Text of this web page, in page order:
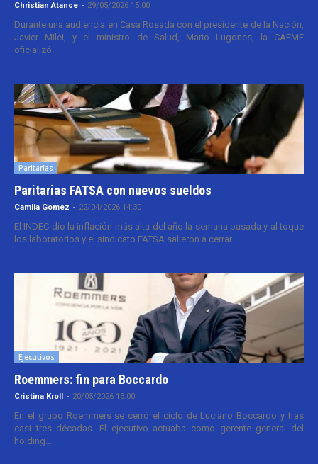
Christian Atance - 29/05/2026 15:00
Durante una audiencia en Casa Rosada con el presidente de la Nación,
Javier Milei, y el ministro de Salud, Mario Lugones, la CAEME
oficializó...
Paritarias
Paritarias FATSA con nuevos sueldos
Camila Gomez - 22/04/2026 14:30
El INDEC dio la inflación más alta del año la semana pasada y al toque
los laboratorios y el sindicato FATSA salieron a cerrar...
Ejecutivos
Roemmers: fin para Boccardo
Cristina Kroll - 20/05/2026 13:00
En el grupo Roemmers se cerró el ciclo de Luciano Boccardo y tras
casi tres décadas. El ejecutivo actuaba como gerente general del
holding...